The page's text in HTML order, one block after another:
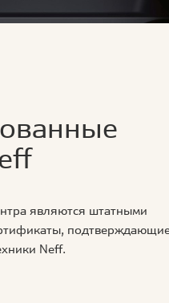
являются штатными
Neff.